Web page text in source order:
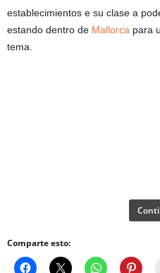
establecimientos e su clase a
estando dentro de Mallorca para
tema.
Comparte esto: